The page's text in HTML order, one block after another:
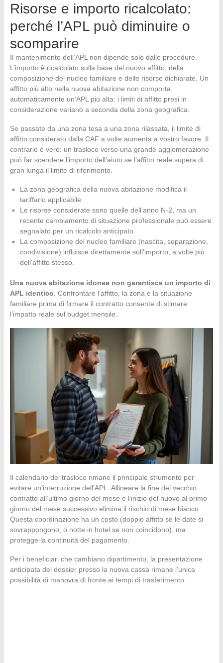
Risorse e importo ricalcolato:
perché l’APL può diminuire o
scomparire
Il mantenimento dell’APL non dipende solo dalle procedure.
L’importo è ricalcolato sulla base del nuovo affitto, della
composizione del nucleo familiare e delle risorse dichiarate. Un
affitto più alto nella nuova abitazione non comporta
automaticamente un’APL più alta: i limiti di affitto presi in
considerazione variano a seconda della zona geografica.
Se passate da una zona tesa a una zona rilassata, il limite di
affitto considerato dalla CAF a volte aumenta a vostro favore. Il
contrario è vero: un trasloco verso una grande agglomerazione
può far scendere l’importo dell’aiuto se l’affitto reale supera di
gran lunga il limite di riferimento.
La zona geografica della nuova abitazione modifica il
tariffario applicabile.
Le risorse considerate sono quelle dell’anno N-2, ma un
recente cambiamento di situazione professionale può essere
segnalato per un ricalcolo anticipato.
La composizione del nucleo familiare (nascita, separazione,
condivisione) influisce direttamente sull’importo, a volte più
dell’affitto stesso.
Una nuova abitazione idonea non garantisce un importo di
APL identico. Confrontare l’affitto, la zona e la situazione
familiare prima di firmare il contratto consente di stimare
l’impatto reale sul budget mensile.
Il calendario del trasloco rimane il principale strumento per
evitare un’interruzione dell’APL. Allineare la fine del vecchio
contratto all’ultimo giorno del mese e l’inizio del nuovo al primo
giorno del mese successivo elimina il rischio di mese bianco.
Questa coordinazione ha un costo (doppio affitto se le date si
sovrappongono, o notte in hotel se non coincidono), ma
protegge la continuità del pagamento.
Per i beneficiari che cambiano dipartimento, la presentazione
anticipata del dossier presso la nuova cassa rimane l’unica
possibilità di manovra di fronte ai tempi di trasferimento.